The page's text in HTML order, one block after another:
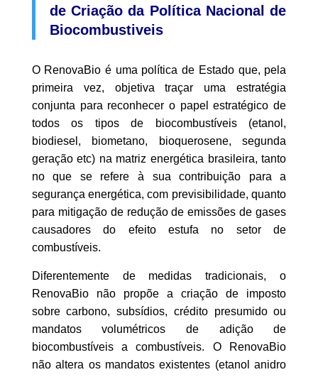
de Criação da Política Nacional de
Biocombustiveis
O RenovaBio é uma política de Estado que, pela
primeira vez, objetiva traçar uma estratégia
conjunta para reconhecer o papel estratégico de
todos os tipos de biocombustíveis (etanol,
biodiesel, biometano, bioquerosene, segunda
geração etc) na matriz energética brasileira, tanto
no que se refere à sua contribuição para a
segurança energética, com previsibilidade, quanto
para mitigação de redução de emissões de gases
causadores do efeito estufa no setor de
combustíveis.
Diferentemente de medidas tradicionais, o
RenovaBio não propõe a criação de imposto
sobre carbono, subsídios, crédito presumido ou
mandatos volumétricos de adição de
biocombustíveis a combustíveis. O RenovaBio
não altera os mandatos existentes (etanol anidro